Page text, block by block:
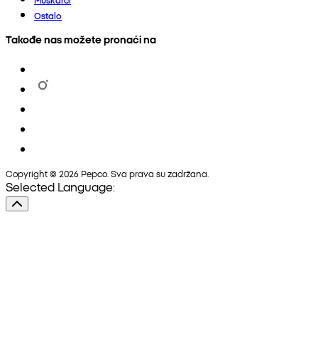
Ostalo
Takođe nas možete pronaći na
Copyright © 2026 Pepco. Sva prava su zadržana.
Selected Language: